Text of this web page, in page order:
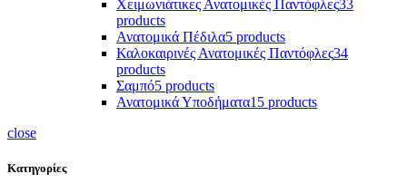
Χειμωνιάτικες Ανατομικές Παντόφλες33
products
Ανατομικά Πέδιλα5 products
Καλοκαιρινές Ανατομικές Παντόφλες34
products
Σαμπό5 products
Ανατομικά Υποδήματα15 products
close
Κατηγορίες